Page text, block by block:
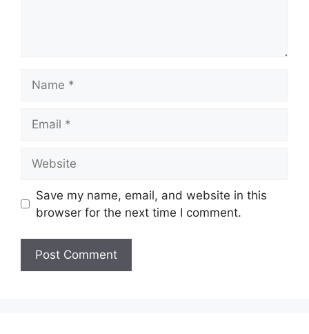
Save my name, email, and website in this
browser for the next time I comment.